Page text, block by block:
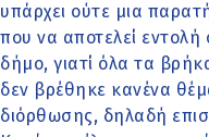
υπάρχει ούτε μια
που να αποτελεί
δήμο, γιατί όλα τα
δεν βρέθηκε κανένα
διόρθωσης, δηλαδή